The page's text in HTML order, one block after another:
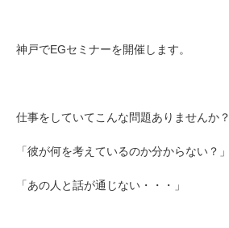
神戸でEGセミナーを開催します。
仕事をしていてこんな問題ありませんか？
「彼が何を考えているのか分からない？」
「あの人と話が通じない・・・」